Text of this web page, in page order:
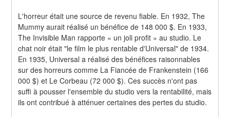
L'horreur était une source de revenu fiable. En 1932, The
Mummy aurait réalisé un bénéfice de 148 000 $. En 1933,
The Invisible Man rapporte « un joli profit » au studio. Le
chat noir était "le film le plus rentable d'Universal" de 1934.
En 1935, Universal a réalisé des bénéfices raisonnables
sur des horreurs comme La Fiancée de Frankenstein (166
000 $) et Le Corbeau (72 000 $). Ces succès n'ont pas
suffi à pousser l'ensemble du studio vers la rentabilité, mais
ils ont contribué à atténuer certaines des pertes du studio.